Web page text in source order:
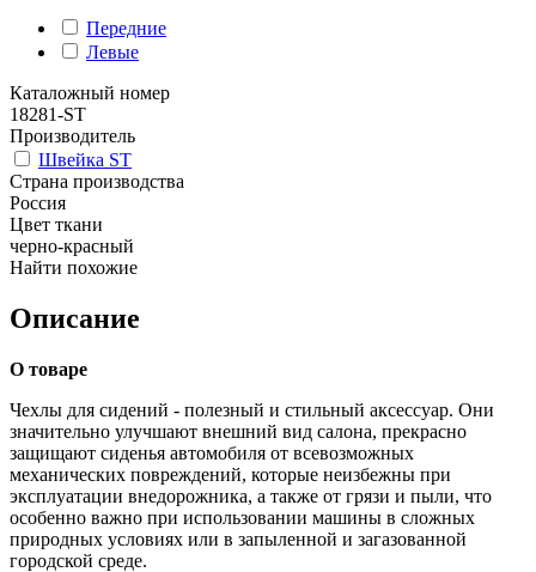
Передние
Левые
Каталожный номер
18281-ST
Производитель
Швейка ST
Страна производства
Россия
Цвет ткани
черно-красный
Найти похожие
Описание
О товаре
Чехлы для сидений - полезный и стильный аксессуар. Они
значительно улучшают внешний вид салона, прекрасно
защищают сиденья автомобиля от всевозможных
механических повреждений, которые неизбежны при
эксплуатации внедорожника, а также от грязи и пыли, что
особенно важно при использовании машины в сложных
природных условиях или в запыленной и загазованной
городской среде.